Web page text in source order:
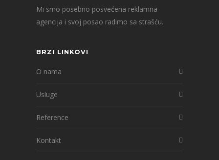
Mi smo posebno posvećena reklamna
agencija i svoj posao radimo sa strašću.
BRZI LINKOVI
O nama
Usluge
Reference
Kontakt